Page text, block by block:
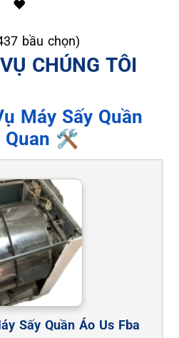
❤️
bầu chọn)
CHÚNG TÔI
Máy Sấy Quần
Quan 🛠️
Sấy Quần Áo Us Fba